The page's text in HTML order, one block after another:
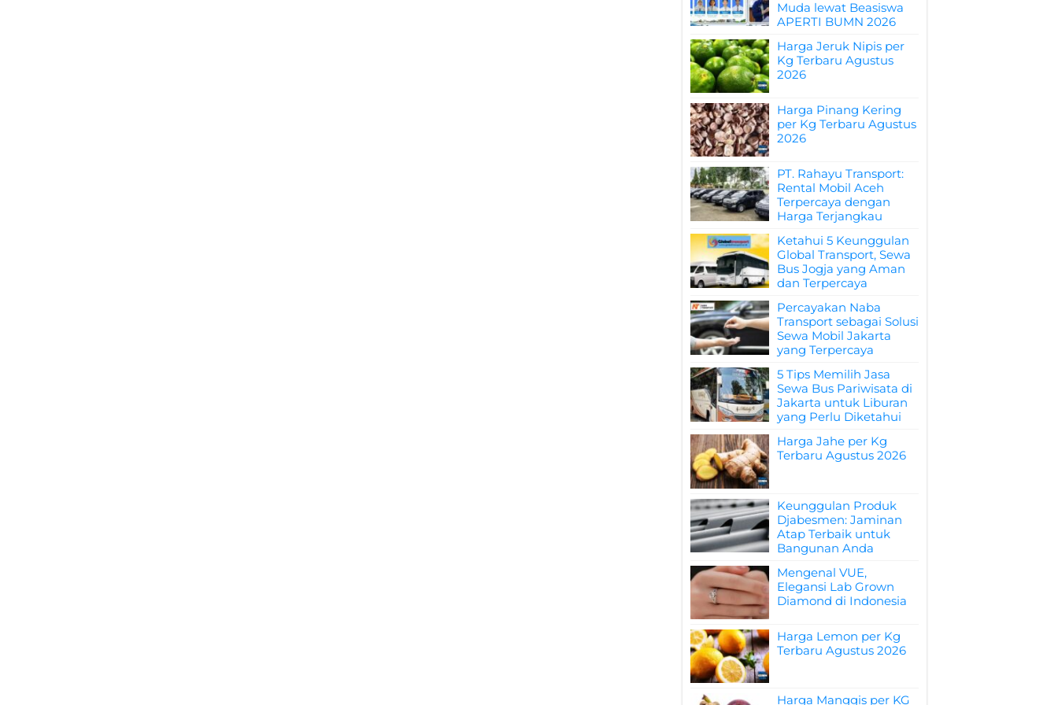
Muda lewat Beasiswa
APERTI BUMN 2026
Harga Jeruk Nipis per
Kg Terbaru Agustus
2026
Harga Pinang Kering
per Kg Terbaru Agustus
2026
PT. Rahayu Transport:
Rental Mobil Aceh
Terpercaya dengan
Harga Terjangkau
Ketahui 5 Keunggulan
Global Transport, Sewa
Bus Jogja yang Aman
dan Terpercaya
Percayakan Naba
Transport sebagai Solusi
Sewa Mobil Jakarta
yang Terpercaya
5 Tips Memilih Jasa
Sewa Bus Pariwisata di
Jakarta untuk Liburan
yang Perlu Diketahui
Harga Jahe per Kg
Terbaru Agustus 2026
Keunggulan Produk
Djabesmen: Jaminan
Atap Terbaik untuk
Bangunan Anda
Mengenal VUE,
Elegansi Lab Grown
Diamond di Indonesia
Harga Lemon per Kg
Terbaru Agustus 2026
Harga Manggis per KG